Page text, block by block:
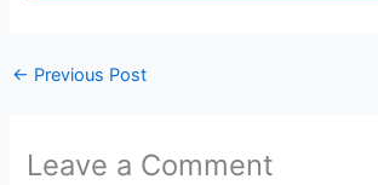
← Previous Post
Leave a Comment